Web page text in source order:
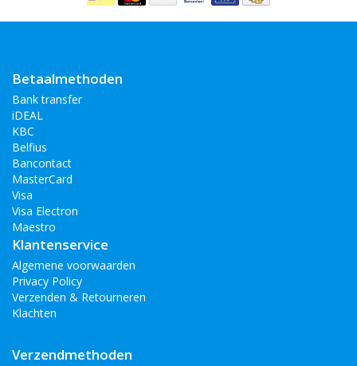
Betaalmethoden
Bank transfer
iDEAL
KBC
Belfius
Bancontact
MasterCard
Visa
Visa Electron
Maestro
Klantenservice
Algemene voorwaarden
Privacy Policy
Verzenden & Retourneren
Klachten
Verzendmethoden